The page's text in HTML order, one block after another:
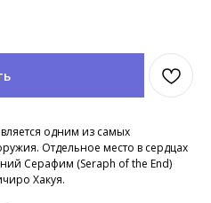
одним из самых
Отдельное место в сердцах
Серафим (Seraph of the End)
Хакуя.